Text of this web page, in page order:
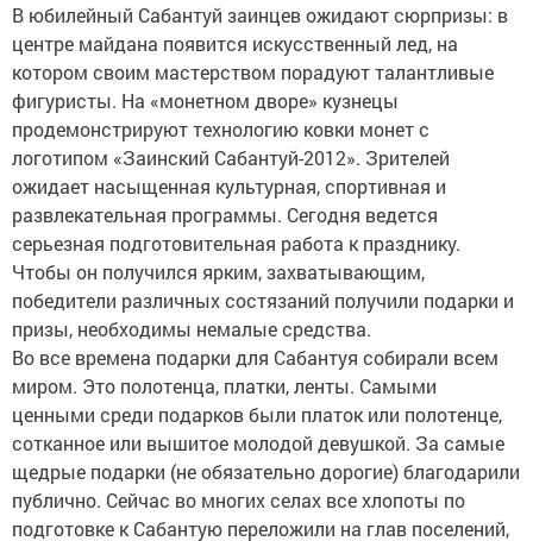
В юбилейный Сабантуй заинцев ожидают сюрпризы: в
центре майдана появится искусственный лед, на
котором своим мастерством порадуют талантливые
фигуристы. На «монетном дворе» кузнецы
продемонстрируют технологию ковки монет с
логотипом «Заинский Сабантуй-2012». Зрителей
ожидает насыщенная культурная, спортивная и
развлекательная программы. Сегодня ведется
серьезная подготовительная работа к празднику.
Чтобы он получился ярким, захватывающим,
победители различных состязаний получили подарки и
призы, необходимы немалые средства.
Во все времена подарки для Сабантуя собирали всем
миром. Это полотенца, платки, ленты. Самыми
ценными среди подарков были платок или полотенце,
сотканное или вышитое молодой девушкой. За самые
щедрые подарки (не обязательно дорогие) благодарили
публично. Сейчас во многих селах все хлопоты по
подготовке к Сабантую переложили на глав поселений,